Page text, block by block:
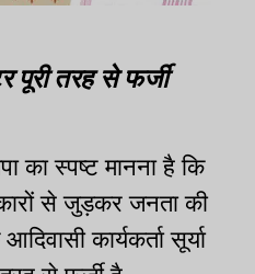
पूरी तरह से फर्जी
का स्पष्ट मानना है कि
से जुड़कर जनता की
कार्यकर्ता सूर्या